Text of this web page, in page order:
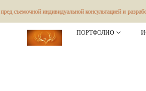
ПОРТФОЛИО
консультацией и разработкой концепции